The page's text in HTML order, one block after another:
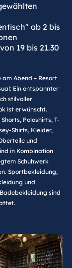
ab 2 bis
19 bis 21.30
am Abend – Resort
Ein entspannter
stilvoller
ist erwünscht.
Poloshirts, T-
Shirts, Kleider,
und
in Kombination
Schuhwerk
Sportbekleidung,
und
sind